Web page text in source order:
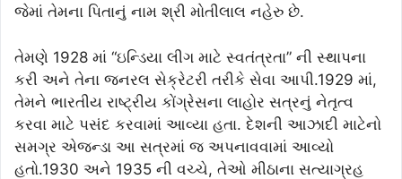
જેમાં તેમના પિતાનું નામ શ્રી મોતીલાલ નહેરુ છે.
તેમણે 1928 માં “ઇન્ડિયા લીગ માટે સ્વતંત્રતા” ની સ્થાપના
કરી અને તેના જનરલ સેક્રેટરી તરીકે સેવા આપી.1929 માં,
તેમને ભારતીય રાષ્ટ્રીય કોંગ્રેસના લાહોર સત્રનું નેતૃત્વ
કરવા માટે પસંદ કરવામાં આવ્યા હતા. દેશની આઝાદી માટેનો
સમગ્ર એજન્ડા આ સત્રમાં જ અપનાવવામાં આવ્યો
હતો.1930 અને 1935 ની વચ્ચે, તેઓ મીઠાના સત્યાગ્રહ